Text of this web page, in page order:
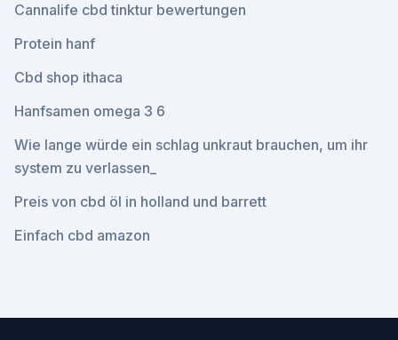
Cannalife cbd tinktur bewertungen
Protein hanf
Cbd shop ithaca
Hanfsamen omega 3 6
Wie lange würde ein schlag unkraut brauchen, um ihr
system zu verlassen_
Preis von cbd öl in holland und barrett
Einfach cbd amazon